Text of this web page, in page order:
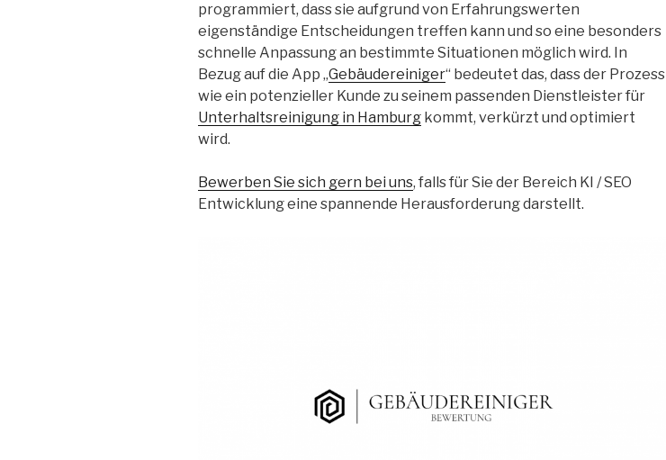
programmiert, dass sie aufgrund von Erfahrungswerten
eigenständige Entscheidungen treffen kann und so eine besonders
schnelle Anpassung an bestimmte Situationen möglich wird. In
Bezug auf die App „Gebäudereiniger“ bedeutet das, dass der Prozess
wie ein potenzieller Kunde zu seinem passenden Dienstleister für
Unterhaltsreinigung in Hamburg kommt, verkürzt und optimiert
wird.
Bewerben Sie sich gern bei uns, falls für Sie der Bereich KI / SEO
Entwicklung eine spannende Herausforderung darstellt.